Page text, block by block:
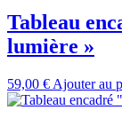
Tableau
lumière »
59,00 € Ajouter au